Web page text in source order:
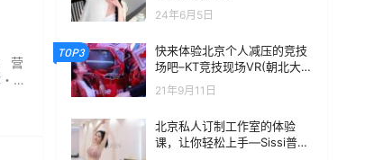
营
释
24年6月5日
TOP3
快来体验北京个人减压的竞技
场吧–KT竞技现场VR(朝北大悦
城店)
21年9月11日
北京私人订制工作室的体验
课，让你轻松上手—Sissi普拉